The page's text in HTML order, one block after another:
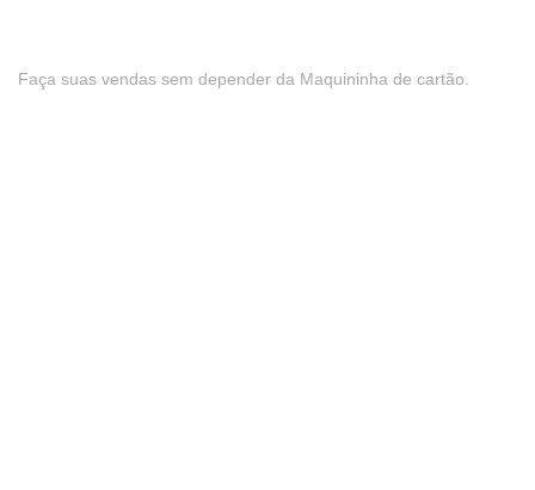
Faça suas vendas sem depender da Maquininha de cartão.